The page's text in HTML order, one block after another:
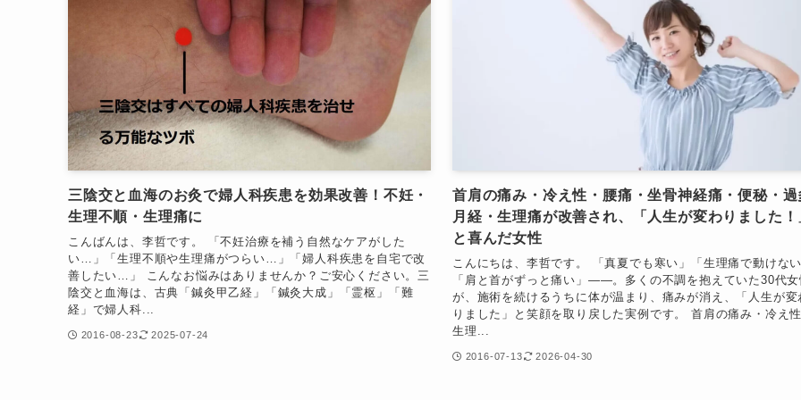
三陰交と血海のお灸で婦人科疾患を効果改善！不妊・
生理不順・生理痛に
こんばんは、李哲です。 「不妊治療を補う自然なケアがした
い…」「生理不順や生理痛がつらい…」「婦人科疾患を自宅で改
善したい…」 こんなお悩みはありませんか？ご安心ください。三
陰交と血海は、古典「鍼灸甲乙経」「鍼灸大成」「霊枢」「難
経」で婦人科...
2016-08-23 2025-07-24
首肩の痛み・冷え性・腰痛・坐骨神経痛・便秘・過
月経・生理痛が改善され、「人生が変わりました！
と喜んだ女性
こんにちは、李哲です。 「真夏でも寒い」「生理痛で動けない
「肩と首がずっと痛い」——。多くの不調を抱えていた30代女
が、施術を続けるうちに体が温まり、痛みが消え、「人生が変
りました」と笑顔を取り戻した実例です。 首肩の痛み・冷え性
生理...
2016-07-13 2026-04-30